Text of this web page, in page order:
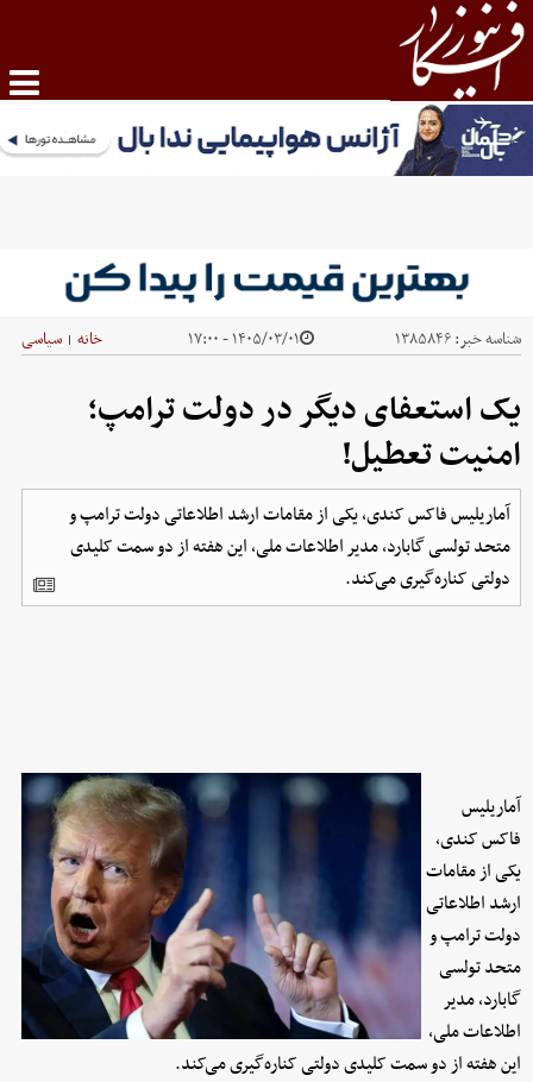
شناسه خبر:۱۳۸۵۸۴۶ ۱۴۰۵/۰۳/۰۱ - ۱۷:۰۰ خانه | سیاسی
یک استعفای دیگر در دولت ترامپ؛
امنیت تعطیل!
آماریلیس فاکس کندی، یکی از مقامات ارشد اطلاعاتی دولت ترامپ و
متحد تولسی گابارد، مدیر اطلاعات ملی، این هفته از دو سمت کلیدی
دولتی کناره‌گیری می‌کند.
آماریلیس
فاکس کندی،
یکی از مقامات
ارشد اطلاعاتی
دولت ترامپ و
متحد تولسی
گابارد، مدیر
اطلاعات ملی،
این هفته از دو سمت کلیدی دولتی کناره‌گیری می‌کند.